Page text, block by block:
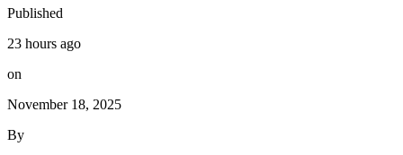
Published
23 hours ago
on
November 18, 2025
By